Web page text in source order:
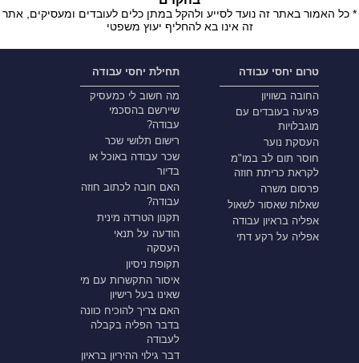
* כל האמור באתר זה נועד לסייע ולהקל במתן כלים לעובדים ומעסיקים, אתר
זה אינו בא להחליף יעוץ משפטי
טרום יחסי עבודה
החובה בשוויון
פגיעה בעובדים עם
מוגבלויות
העסקת נוער
חוסר תום לב במו"מ
לקראת כריתת חוזה
פרסום משרה
שאלות שאסור לשאול
אפליה בראיון עבודה
אפליה על רקע דתי
תחילת יחסי עבודה
מה חשוב לי כמעסיק
שיירשם בהסכמי
עבודה?
רישום תלושי שכר
שכר עבודה באוכל או
בדיור
האם חובה לכתוב חוזה
עבודה?
תקנון הטרדה מינית
הודעה על תנאי
העסקה
תקופת ניסיון
איסור התקשרות עם מי
שאינו בעל רישיון
האם צריך להוכיח כוונה
בדבר הפליה בקבלה
לעבודה
דבר גילוי ההיריון בראיון